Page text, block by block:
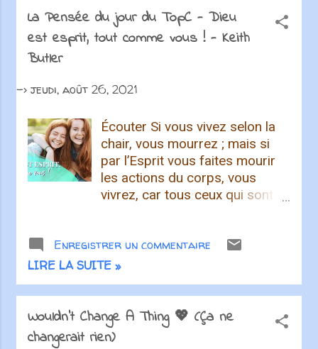
La Pensée du jour du TopC - Dieu
est esprit, tout comme vous ! - Keith
Butler
-> jeudi, août 26, 2021
Écouter Si vous vivez selon la
chair, vous mourrez ; mais si
par l’Esprit vous faites mourir
les actions du corps, vous
vivrez, car tous ceux qui sont
14 Get new posts by email:
Subscribe
Enregistrer un commentaire
LIRE LA SUITE »
Wouldn't Change A Thing 💖 (Ça ne
changerait rien)